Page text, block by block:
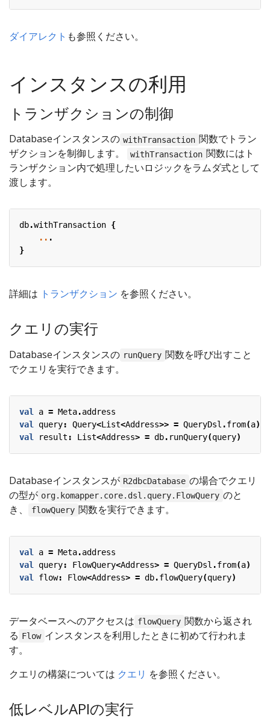
ダイアレクト も参照ください。
インスタンスの利用
トランザクションの制御
Databaseインスタンスの withTransaction 関数でトラン
ザクションを制御します。
withTransaction 関数にはト
ランザクション内で処理したいロジックをラムダ式として
渡します。
db.withTransaction {
.. .
}
詳細は トランザクション を参照ください。
クエリの実行
Databaseインスタンスの runQuery 関数を呼び出すこと
でクエリを実行できます。
val a = Meta.address
val
query: Query<List<Address>> = QueryDsl .from(a)
val
result : List<Address> = db. runQuery(query)
Databaseインスタンスが R2dbcDatabase の場合でクエリ
の型が org.komapper.core.dsl.query.FlowQuery のと
き、
flowQuery 関数を実行できます。
val a = Meta.address
val
query: FlowQuery<Address> = QueryDsl .from(a)
val
flow: Flow<Address> = db.flowQuery(query)
データベースへのアクセスは flowQuery 関数から返され
る Flow インスタンスを利用したときに初めて行われま
す。
クエリの構築については クエリ を参照ください。
低レベルAPIの実行